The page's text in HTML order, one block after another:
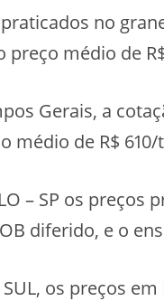
no
preço médio de
Gerais, a
médio de R$ 610/
– SP os preços
diferido, e o
os preços